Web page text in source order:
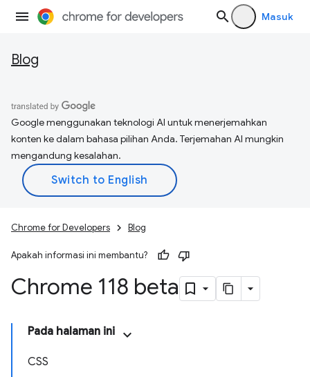
Masuk
Blog
Google menggunakan teknologi AI untuk menerjemahkan
konten ke dalam bahasa pilihan Anda. Terjemahan AI mungkin
mengandung kesalahan.
Chrome for Developers Blog
Apakah informasi ini membantu?
Chrome 118 beta
Pada halaman ini
CSS